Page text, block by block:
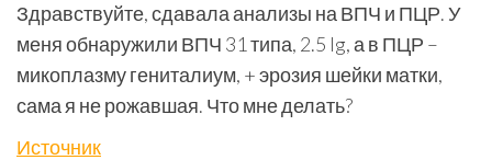
Здравствуйте, сдавала анализы на ВПЧ и ПЦР. У
меня обнаружили ВПЧ 31 типа, 2.5 lg, а в ПЦР –
микоплазму гениталиум, + эрозия шейки матки,
сама я не рожавшая. Что мне делать?
Источник